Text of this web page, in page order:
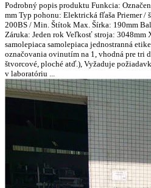
Podrobný popis produktu Funkcia:
mm Typ pohonu: Elektrická fľaša Priemer
200BS / Min. Štítok Max. Šírka: 190mm
Záruka: Jeden rok Veľkosť stroja: 3048mm
samolepiaca samolepiaca jednostranná
označovania ovinutím na 1, vhodná pre tri
štvorcové, ploché atď.), Vyžaduje
v laboratóriu ...